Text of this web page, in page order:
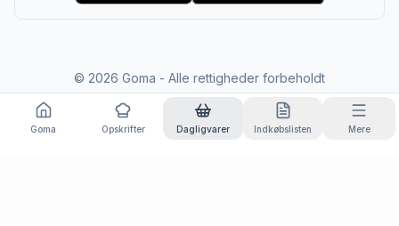
© 2026 Goma - Alle rettigheder forbeholdt
Goma Opskrifter Dagligvarer Indkøbslisten Mere